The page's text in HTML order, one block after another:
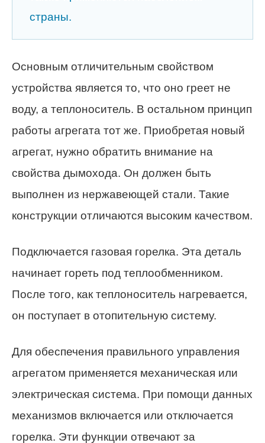
страны.
Основным отличительным свойством
устройства является то, что оно греет не
воду, а теплоноситель. В остальном принцип
работы агрегата тот же. Приобретая новый
агрегат, нужно обратить внимание на
свойства дымохода. Он должен быть
выполнен из нержавеющей стали. Такие
конструкции отличаются высоким качеством.
Подключается газовая горелка. Эта деталь
начинает гореть под теплообменником.
После того, как теплоноситель нагревается,
он поступает в отопительную систему.
Для обеспечения правильного управления
агрегатом применяется механическая или
электрическая система. При помощи данных
механизмов включается или отключается
горелка. Эти функции отвечают за